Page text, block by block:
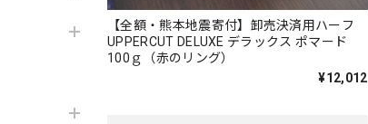
【全額・熊本地震寄付】卸売決済用ハーフ
UPPERCUT DELUXE デラックス ポマード
100ｇ（赤のリング）
¥12,012